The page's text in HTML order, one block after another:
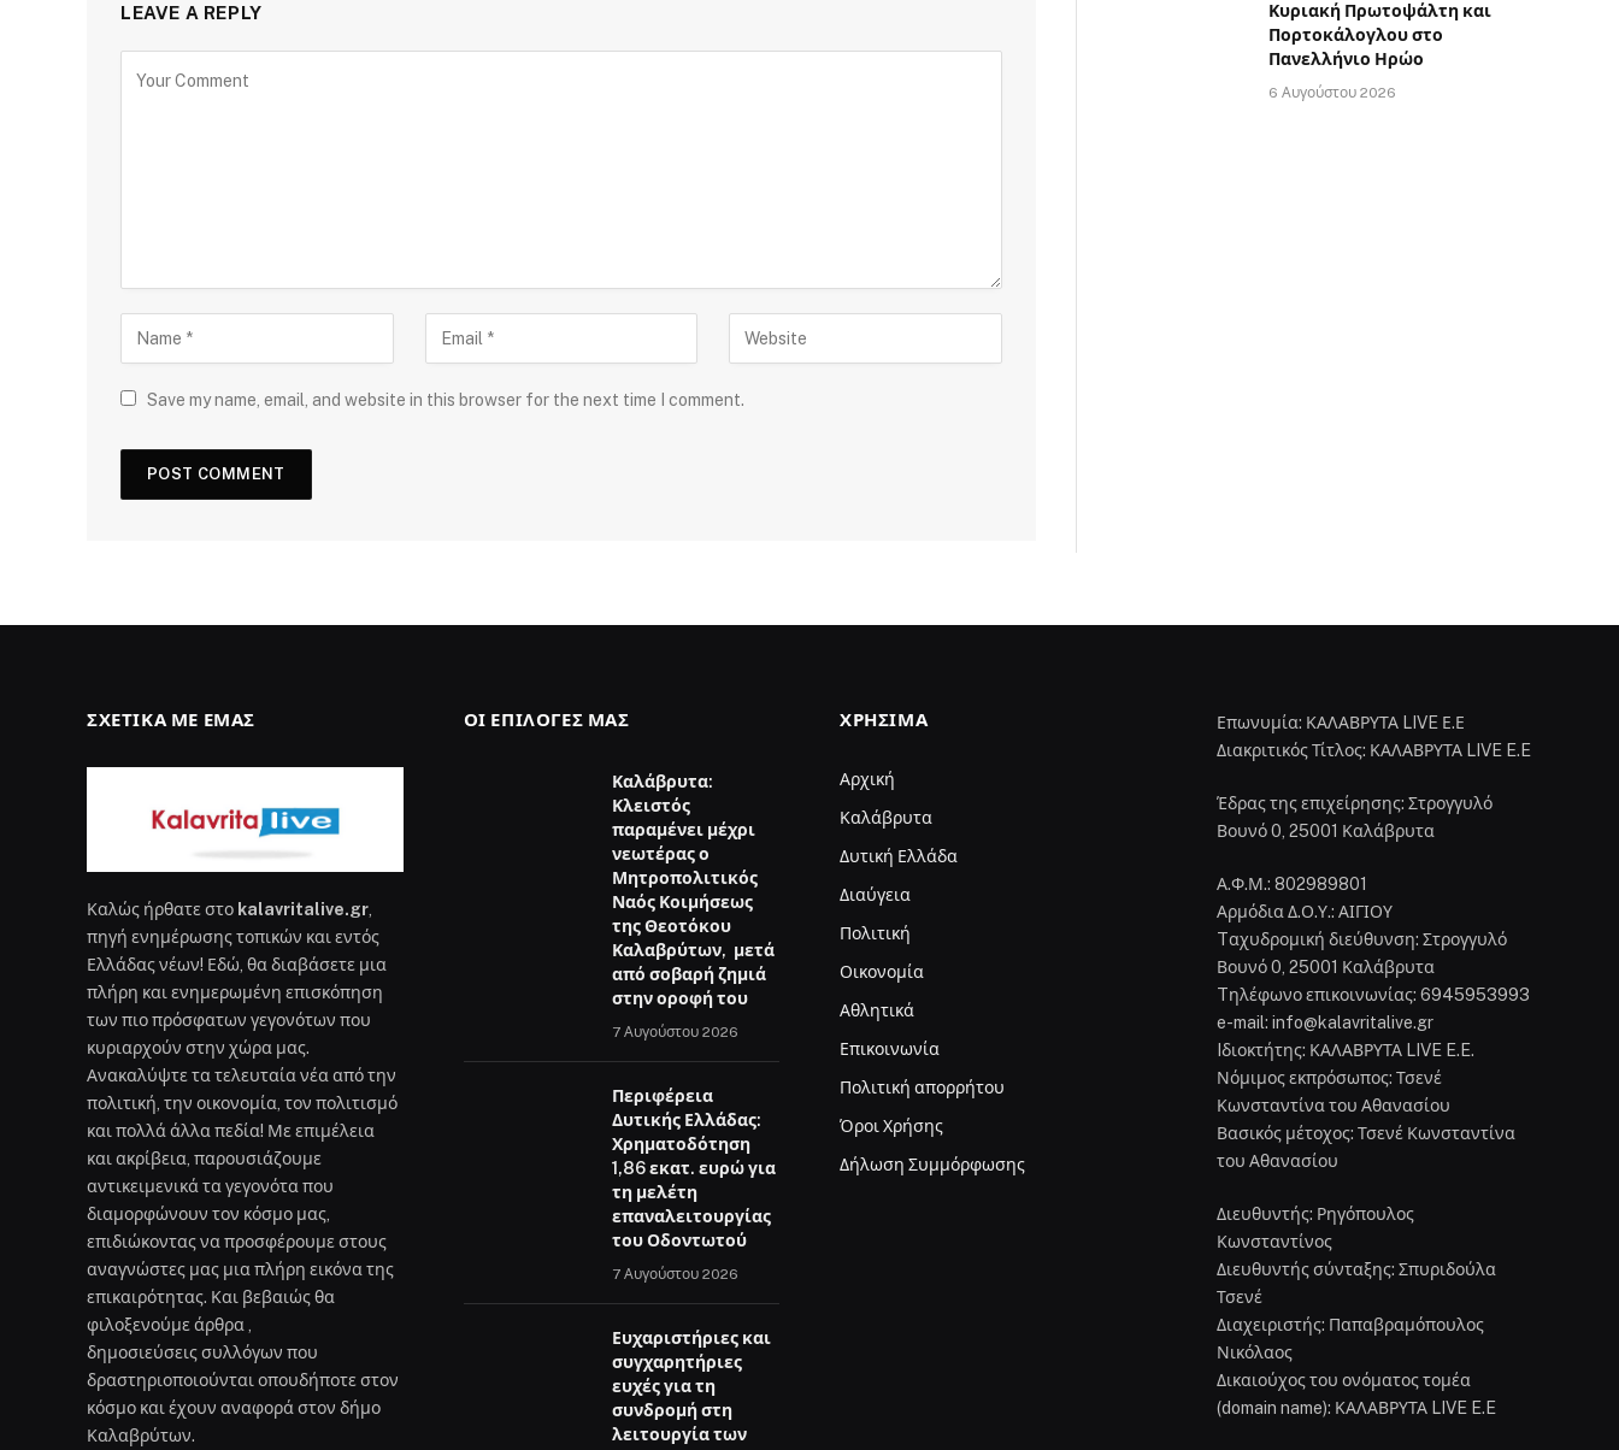
LEAVE A REPLY
Save my name, email, and website in this browser for the next time I comment.
Κυριακή Πρωτοψάλτη και
Πορτοκάλογλου στο
Πανελλήνιο Ηρώο
6 Αυγούστου 2026
ΣΧΕΤΙΚΆ ΜΕ ΕΜΆΣ
Καλώς ήρθατε στο kalavritalive.gr,
πηγή ενημέρωσης τοπικών και εντός
Ελλάδας νέων! Εδώ, θα διαβάσετε μια
πλήρη και ενημερωμένη επισκόπηση
των πιο πρόσφατων γεγονότων που
κυριαρχούν στην χώρα μας.
Ανακαλύψτε τα τελευταία νέα από την
πολιτική, την οικονομία, τον πολιτισμό
και πολλά άλλα πεδία! Με επιμέλεια
και ακρίβεια, παρουσιάζουμε
αντικειμενικά τα γεγονότα που
διαμορφώνουν τον κόσμο μας,
επιδιώκοντας να προσφέρουμε στους
αναγνώστες μας μια πλήρη εικόνα της
επικαιρότητας. Και βεβαιώς θα
φιλοξενούμε άρθρα ,
δημοσιεύσεις συλλόγων που
δραστηριοποιούνται οπουδήποτε στον
κόσμο και έχουν αναφορά στον δήμο
Καλαβρύτων.
ΟΙ ΕΠΙΛΟΓΈΣ ΜΑΣ
Καλάβρυτα:
Κλειστός
παραμένει μέχρι
νεωτέρας ο
Μητροπολιτικός
Ναός Κοιμήσεως
της Θεοτόκου
Καλαβρύτων, μετά
από σοβαρή ζημιά
στην οροφή του
7 Αυγούστου 2026
Περιφέρεια
Δυτικής Ελλάδας:
Χρηματοδότηση
1,86 εκατ. ευρώ για
τη μελέτη
επαναλειτουργίας
του Οδοντωτού
7 Αυγούστου 2026
Ευχαριστήριες και
συγχαρητήριες
ευχές για τη
συνδρομή στη
λειτουργία των
ΧΡΉΣΙΜΑ
Αρχική
Καλάβρυτα
Δυτική Ελλάδα
Διαύγεια
Πολιτική
Οικονομία
Αθλητικά
Επικοινωνία
Πολιτική απορρήτου
Όροι Χρήσης
Δήλωση Συμμόρφωσης
Επωνυμία: ΚΑΛΑΒΡΥΤΑ LIVE Ε.Ε
Διακριτικός Τίτλος: ΚΑΛΑΒΡΥΤΑ LIVE E.E
Έδρας της επιχείρησης: Στρογγυλό
Βουνό 0, 25001 Καλάβρυτα
Α.Φ.Μ.: 802989801
Αρμόδια Δ.Ο.Υ.: ΑΙΓΙΟΥ
Tαχυδρομική διεύθυνση: Στρογγυλό
Βουνό 0, 25001 Καλάβρυτα
Tηλέφωνο επικοινωνίας: 6945953993
e-mail: info@kalavritalive.gr
Iδιοκτήτης: ΚΑΛΑΒΡΥΤΑ LIVE E.E.
Νόμιμος εκπρόσωπος: Τσενέ
Κωνσταντίνα του Αθανασίου
Βασικός μέτοχος: Τσενέ Κωνσταντίνα
του Αθανασίου
Διευθυντής: Ρηγόπουλος
Κωνσταντίνος
Διευθυντής σύνταξης: Σπυριδούλα
Τσενέ
Διαχειριστής: Παπαβραμόπουλος
Νικόλαος
Δικαιούχος του ονόματος τομέα
(domain name): ΚΑΛΑΒΡΥΤΑ LIVE E.E